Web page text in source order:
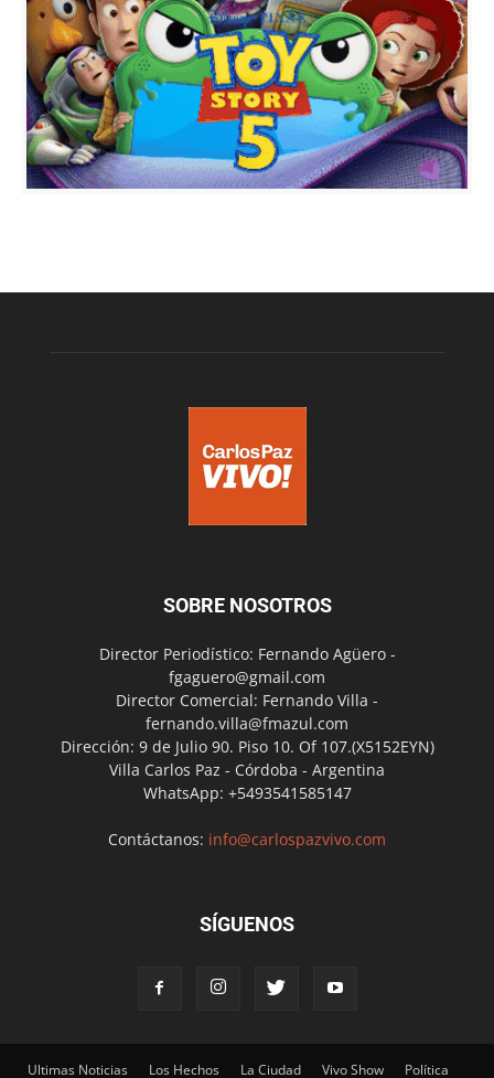
SOBRE NOSOTROS
Director Periodístico: Fernando Agüero -
fgaguero@gmail.com
Director Comercial: Fernando Villa -
fernando.villa@fmazul.com
Dirección: 9 de Julio 90. Piso 10. Of 107.(X5152EYN)
Villa Carlos Paz - Córdoba - Argentina
WhatsApp: +5493541585147
Contáctanos: info@carlospazvivo.com
SÍGUENOS
Ultimas Noticias Los Hechos La Ciudad Vivo Show Política